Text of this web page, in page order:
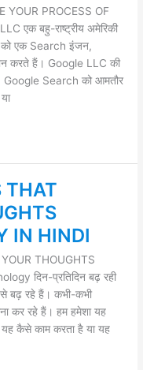
YOUR PROCESS OF
एक बहु-राष्ट्रीय अमेरिकी
को एक Search इंजन,
करते हैं। Google LLC की
Search को आमतौर
THAT
IN HINDI
THOUGHTS
दिन-प्रतिदिन बढ़ रही
बढ़ रहे हैं। कभी-कभी
कर रहे हैं। हम हमेशा यह
यह कैसे काम करता है या यह